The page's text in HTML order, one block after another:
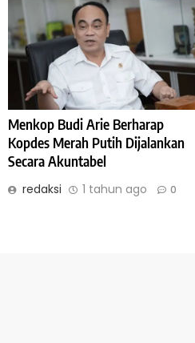
Menkop Budi Arie Berharap
Kopdes Merah Putih Dijalankan
Secara Akuntabel
redaksi 1 tahun ago 0